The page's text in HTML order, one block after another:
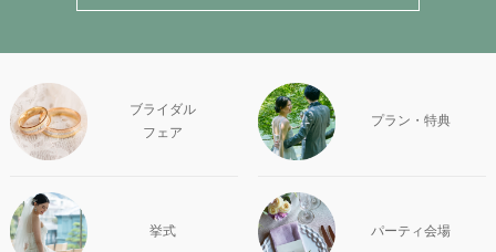
ブライダル
フェア
プラン・特典
挙式 パーティ会場